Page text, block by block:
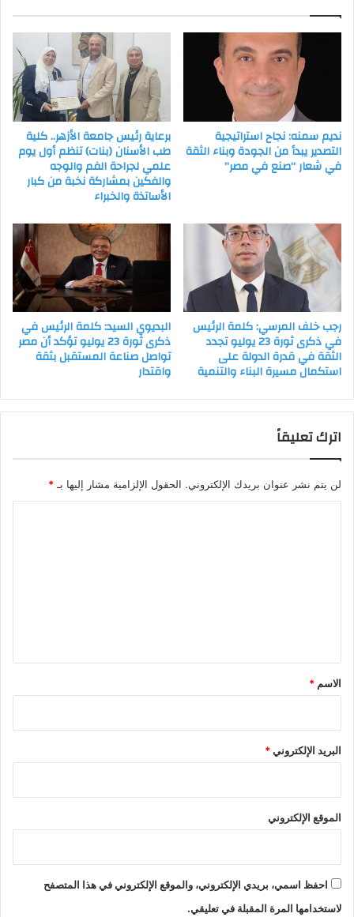
نديم سمنه: نجاح استراتيجية
التصدير يبدأ من الجودة وبناء الثقة
في شعار “صنع في مصر”
برعاية رئيس جامعة الأزهر.. كلية
طب الأسنان (بنات) تنظم أول يوم
علمي لجراحة الفم والوجه
والفكين بمشاركة نخبة من كبار
الأساتذة والخبراء
رجب خلف المرسي: كلمة الرئيس
في ذكرى ثورة 23 يوليو تجدد
الثقة في قدرة الدولة على
استكمال مسيرة البناء والتنمية
البديوي السيد: كلمة الرئيس في
ذكرى ثورة 23 يوليو تؤكد أن مصر
تواصل صناعة المستقبل بثقة
واقتدار
اترك تعليقاً
لن يتم نشر عنوان بريدك الإلكتروني. الحقول الإلزامية مشار إليها بـ*
*
الاسم *
البريد الإلكتروني*
الموقع الإلكتروني
احفظ اسمي، بريدي الإلكتروني، والموقع الإلكتروني في هذا المتصفح
لاستخدامها المرة المقبلة في تعليقي.